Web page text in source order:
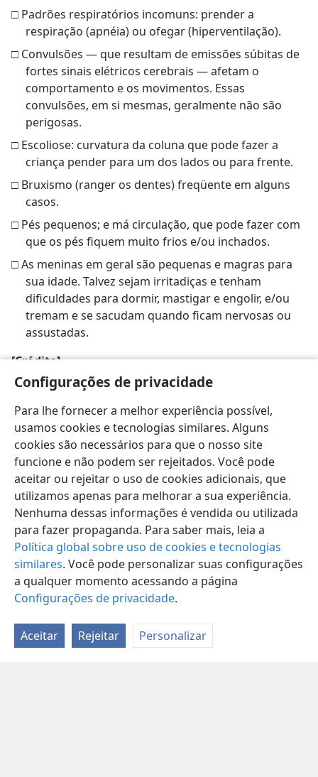
Configurações de privacidade
Para lhe fornecer a melhor experiência possível,
usamos cookies e tecnologias similares. Alguns
cookies são necessários para que o nosso site
funcione e não podem ser rejeitados. Você pode
aceitar ou rejeitar o uso de cookies adicionais, que
utilizamos apenas para melhorar a sua experiência.
Nenhuma dessas informações é vendida ou utilizada
para fazer propaganda. Para saber mais, leia a
Política global sobre uso de cookies e tecnologias
similares. Você pode personalizar suas configurações
a qualquer momento acessando a página
Configurações de privacidade.
Aceitar Rejeitar Personalizar
□ Padrões respiratórios incomuns: prender a
respiração (apnéia) ou ofegar (hiperventilação).
□ Convulsões — que resultam de emissões súbitas de
fortes sinais elétricos cerebrais — afetam o
comportamento e os movimentos. Essas
convulsões, em si mesmas, geralmente não são
perigosas.
□ Escoliose: curvatura da coluna que pode fazer a
criança pender para um dos lados ou para frente.
□ Bruxismo (ranger os dentes) freqüente em alguns
casos.
□ Pés pequenos; e má circulação, que pode fazer com
que os pés fiquem muito frios e/ou inchados.
□ As meninas em geral são pequenas e magras para
sua idade. Talvez sejam irritadiças e tenham
dificuldades para dormir, mastigar e engolir, e/ou
tremam e se sacudam quando ficam nervosas ou
assustadas.
[Crédito]
Fonte: Associação Internacional da Síndrome de Rett